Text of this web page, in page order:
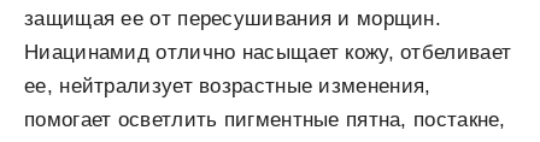
защищая ее от пересушивания и морщин.
Ниацинамид отлично насыщает кожу, отбеливает
ее, нейтрализует возрастные изменения,
помогает осветлить пигментные пятна, постакне,